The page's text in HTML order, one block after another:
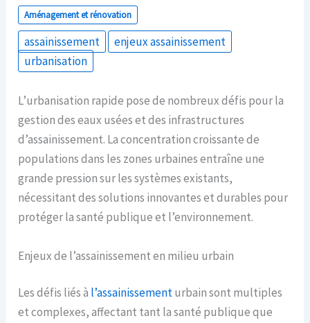
Aménagement et rénovation
assainissement
enjeux assainissement
urbanisation
L’urbanisation rapide pose de nombreux défis pour la
gestion des eaux usées et des infrastructures
d’assainissement. La concentration croissante de
populations dans les zones urbaines entraîne une
grande pression sur les systèmes existants,
nécessitant des solutions innovantes et durables pour
protéger la santé publique et l’environnement.
Enjeux de l’assainissement en milieu urbain
Les défis liés à l’assainissementurbain sont multiples
et complexes, affectant tant la santé publique que